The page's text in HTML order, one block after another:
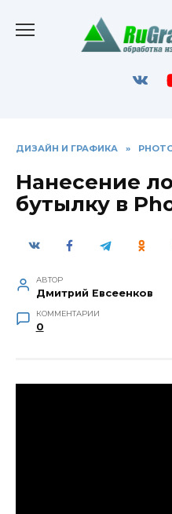
содержанию
ДИЗАЙН И ГРАФИКА »
Нанесение
бутылку в
АВТОР
Дмитрий Евсеенков
КОММЕНТАРИИ
0